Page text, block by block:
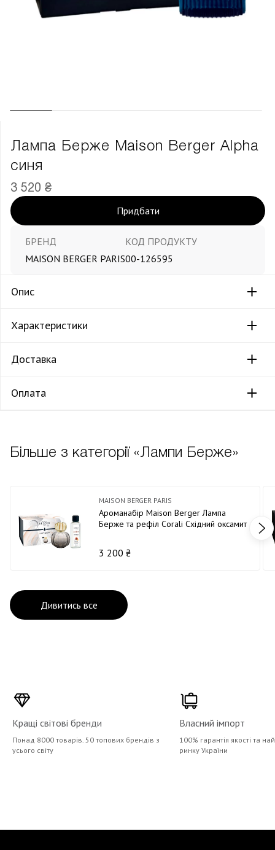
Лампа Берже Maison Berger Alpha
синя
3 520 ₴
Придбати
БРЕНД
MAISON BERGER PARIS
КОД ПРОДУКТУ
00-126595
Опис
Характеристики
Доставка
Оплата
Більше з категорії «Лампи Берже»
MAISON BERGER PARIS
Ароманабір Maison Berger Лампа
Берже та рефіл Corali Східний оксамит
3 200 ₴
Дивитись все
Кращі світові бренди
Понад 8000 товарів. 50 топових брендів з
усього світу
Власний імпорт
100% гарантія якості та
ринку України